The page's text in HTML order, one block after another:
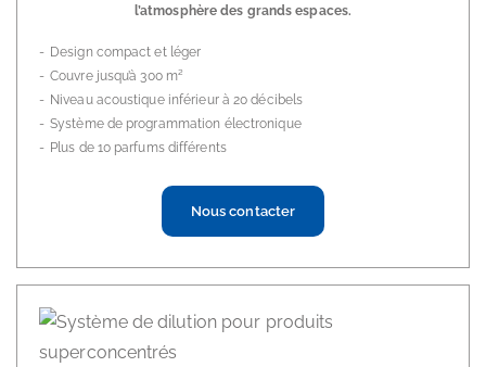
l’atmosphère des grands espaces.
Design compact et léger
Couvre jusqu’à 300 m²
Niveau acoustique inférieur à 20 décibels
Système de programmation électronique
Plus de 10 parfums différents
Nous contacter